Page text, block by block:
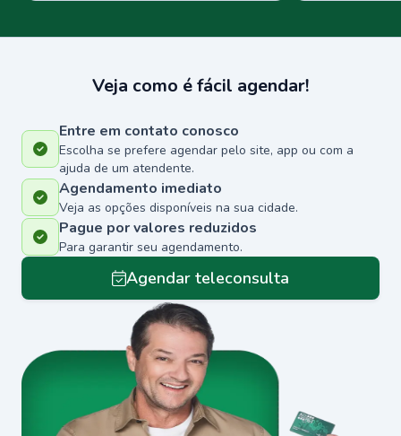
Veja como é fácil agendar!
Entre em contato conosco
Escolha se prefere agendar pelo site, app ou com a
ajuda de um atendente.
Agendamento imediato
Veja as opções disponíveis na sua cidade.
Pague por valores reduzidos
Para garantir seu agendamento.
Agendar teleconsulta